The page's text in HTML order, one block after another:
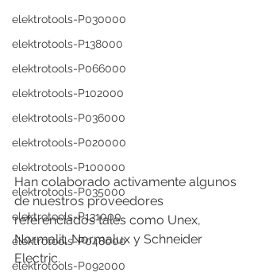
elektrotools-P030000
elektrotools-P138000
elektrotools-P066000
elektrotools-P102000
elektrotools-P036000
elektrotools-P020000
elektrotools-P100000
elektrotools-P035000
elektrotools-P131000
elektrotools-P048000
elektrotools-P092000
Han colaborado activamente algunos
de nuestros proveedores
referenciados tales como Unex,
Normalit, Normalux y Schneider
Electric.